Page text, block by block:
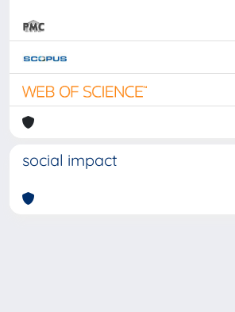
social impact